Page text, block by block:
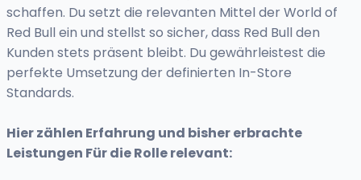
schaffen. Du setzt die relevanten Mittel der World of
Red Bull ein und stellst so sicher, dass Red Bull den
Kunden stets präsent bleibt. Du gewährleistest die
perfekte Umsetzung der definierten In-Store
Standards.
Hier zählen Erfahrung und bisher erbrachte
Leistungen Für die Rolle relevant: